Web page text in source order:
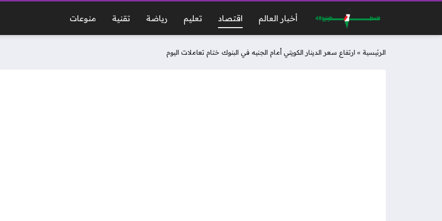
أخبار العالم اقتصاد تعليم رياضة تقنية منوعات
الرئيسية » ارتفاع سعر الدينار الكويتي أمام الجنيه في البنوك ختام تعاملات اليوم